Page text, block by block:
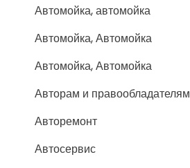
Автомойка, автомойка
Автомойка, Автомойка
Автомойка, Автомойка
Авторам и правообладателям
Авторемонт
Автосервис